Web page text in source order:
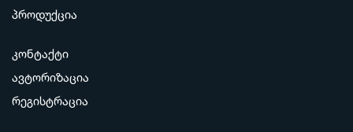
პროდუქცია
კონტაქტი
ავტორიზაცია
რეგისტრაცია